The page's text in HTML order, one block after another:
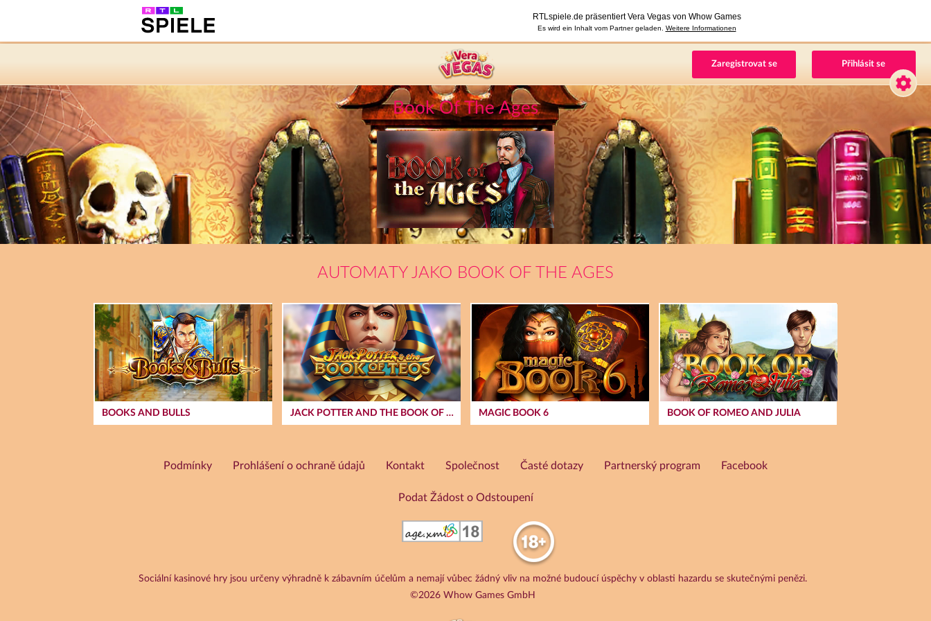
Zaregistrovat se Přihlásit se
Book Of The Ages
AUTOMATY JAKO BOOK OF THE AGES
BOOKS AND BULLS JACK POTTER AND THE BOOK OF TEOS MAGIC BOOK 6 BOOK OF ROMEO AND JULIA
Podmínky Prohlášení o ochraně údajů Kontakt Společnost Časté dotazy Partnerský program Facebook
Podat Žádost o Odstoupení
Sociální kasinové hry jsou určeny výhradně k zábavním účelům a nemají vůbec žádný vliv na možné budoucí úspěchy v oblasti hazardu se skutečnými penězi.
©2026 Whow Games GmbH